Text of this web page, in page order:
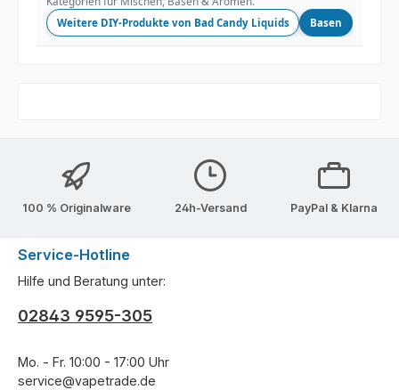
Weitere DIY-Produkte von Bad Candy Liquids Basen
100 % Originalware 24h-Versand PayPal & Klarna
Service-Hotline
Hilfe und Beratung unter:
02843 9595-305
Mo. - Fr. 10:00 - 17:00 Uhr
service@vapetrade.de